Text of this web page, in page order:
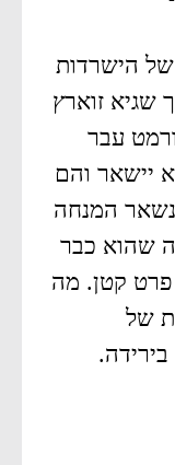
הישרדות
כך שגיא זוארץ
עבר
יישאר והם
המנחה
שהוא כבר
פרט קטן. מה
של